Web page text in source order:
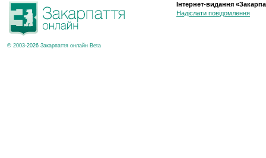
© 2003-2026 Закарпаття онлайн Beta
Інтернет-видання
Надіслати повідомлення